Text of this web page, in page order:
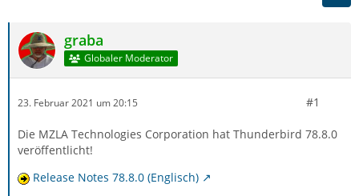
graba
Globaler Moderator
23. Februar 2021 um 20:15 #1
Die MZLA Technologies Corporation hat Thunderbird 78.8.0
veröffentlicht!
Release Notes 78.8.0 (Englisch)